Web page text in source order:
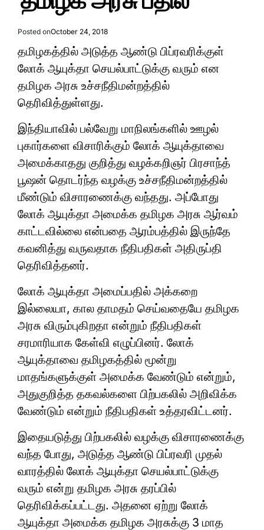
Posted onOctober 24, 2018
தமிழகத்தில் அடுத்த ஆண்டு பிப்ரவரிக்குள்
லோக் ஆயுக்தா செயல்பாட்டுக்கு வரும் என
தமிழக அரசு உச்சநீதிமன்றத்தில்
தெரிவித்துள்ளது.
இந்தியாவில் பல்வேறு மாநிலங்களில் ஊழல்
புகார்களை விசாரிக்கும் லோக் ஆயுக்தாவை
அமைக்காதது குறித்து வழக்கறிஞர் பிரசாந்த்
பூஷன் தொடர்ந்த வழக்கு உச்சநீதிமன்றத்தில்
மீண்டும் விசாரணைக்கு வந்தது. அப்போது
லோக் ஆயுக்தா அமைக்க தமிழக அரசு ஆர்வம்
காட்டவில்லை என்பதை ஆரம்பத்தில் இருந்தே
கவனித்து வருவதாக நீதிபதிகள் அதிருப்தி
தெரிவித்தனர்.
லோக் ஆயுக்தா அமைப்பதில் அக்கறை
இல்லையா, கால தாமதம் செய்வதையே தமிழக
அரசு விரும்புகிறதா என்றும் நீதிபதிகள்
சரமாரியாக கேள்வி எழுப்பினர். லோக்
ஆயுக்தாவை தமிழகத்தில் மூன்று
மாதங்களுக்குள் அமைக்க வேண்டும் என்றும்,
அதுகுறித்த தகவல்களை பிற்பகலில் அறிவிக்க
வேண்டும் என்றும் நீதிபதிகள் உத்தரவிட்டனர்.
இதையடுத்து பிற்பகலில் வழக்கு விசாரணைக்கு
வந்த போது, அடுத்த ஆண்டு பிப்ரவரி முதல்
வாரத்தில் லோக் ஆயுக்தா செயல்பாட்டுக்கு
வரும் என்று தமிழக அரசு தரப்பில்
தெரிவிக்கப்பட்டது. அதனை ஏற்று லோக்
ஆயுக்தா அமைக்க தமிழக அரசுக்கு 3 மாத